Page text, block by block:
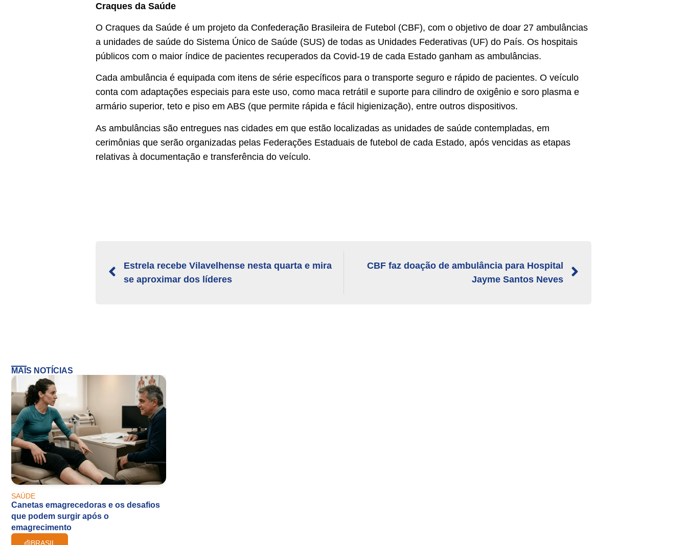
Craques da Saúde
O Craques da Saúde é um projeto da Confederação Brasileira de Futebol (CBF), com o objetivo de doar 27 ambulâncias
a unidades de saúde do Sistema Único de Saúde (SUS) de todas as Unidades Federativas (UF) do País. Os hospitais
públicos com o maior índice de pacientes recuperados da Covid-19 de cada Estado ganham as ambulâncias.
Cada ambulância é equipada com itens de série específicos para o transporte seguro e rápido de pacientes. O veículo
conta com adaptações especiais para este uso, como maca retrátil e suporte para cilindro de oxigênio e soro plasma e
armário superior, teto e piso em ABS (que permite rápida e fácil higienização), entre outros dispositivos.
As ambulâncias são entregues nas cidades em que estão localizadas as unidades de saúde contempladas, em
cerimônias que serão organizadas pelas Federações Estaduais de futebol de cada Estado, após vencidas as etapas
relativas à documentação e transferência do veículo.
Estrela recebe Vilavelhense nesta quarta e mira
se aproximar dos líderes
CBF faz doação de ambulância para Hospital
Jayme Santos Neves
MAIS NOTÍCIAS
SAÚDE
Canetas emagrecedoras e os desafios
que podem surgir após o
emagrecimento
BRASIL